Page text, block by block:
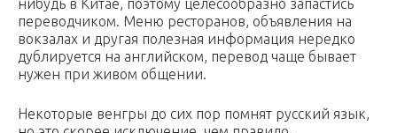
нибудь в Китае, поэтому целесообразно запастись
переводчиком. Меню ресторанов, объявления на
вокзалах и другая полезная информация нередко
дублируется на английском, перевод чаще бывает
нужен при живом общении.
Некоторые венгры до сих пор помнят русский язык,